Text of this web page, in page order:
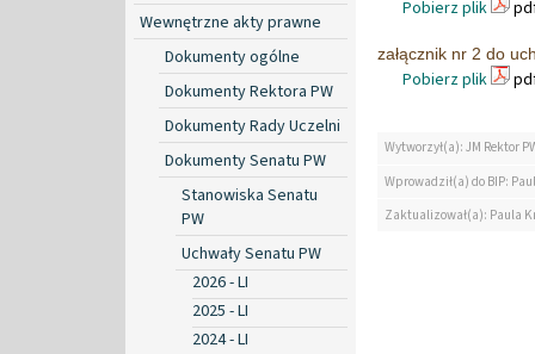
Wewnętrzne akty prawne
Dokumenty ogólne
Dokumenty Rektora PW
Dokumenty Rady Uczelni
Dokumenty Senatu PW
Stanowiska Senatu
PW
Uchwały Senatu PW
2026 - LI
2025 - LI
2024 - LI
Pobierz plik
załącznik nr 2 do
Pobierz plik
Wytworzył(a): JM Rektor
Wprowadził(a) do BIP:
Zaktualizował(a): Paula